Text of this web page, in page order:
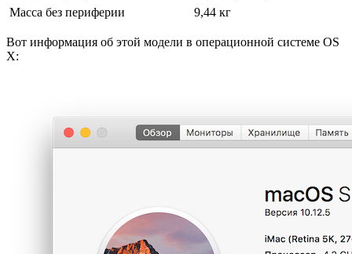
Масса без периферии
9,44 кг
Вот информация об этой модели в операционной системе OS
X: